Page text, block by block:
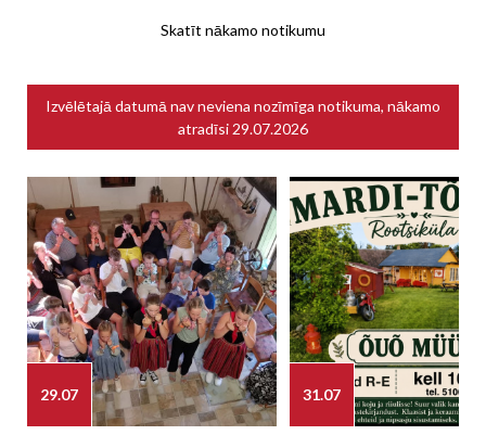
Skatīt nākamo notikumu
Izvēlētajā datumā nav neviena nozīmīga notikuma, nākamo
atradīsi 29.07.2026
29.07 31.07